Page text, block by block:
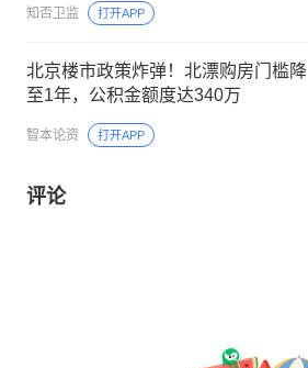
知否卫监 打开APP
北京楼市政策炸弹！北漂购房门槛降
至1年，公积金额度达340万
智本论资 打开APP
评论